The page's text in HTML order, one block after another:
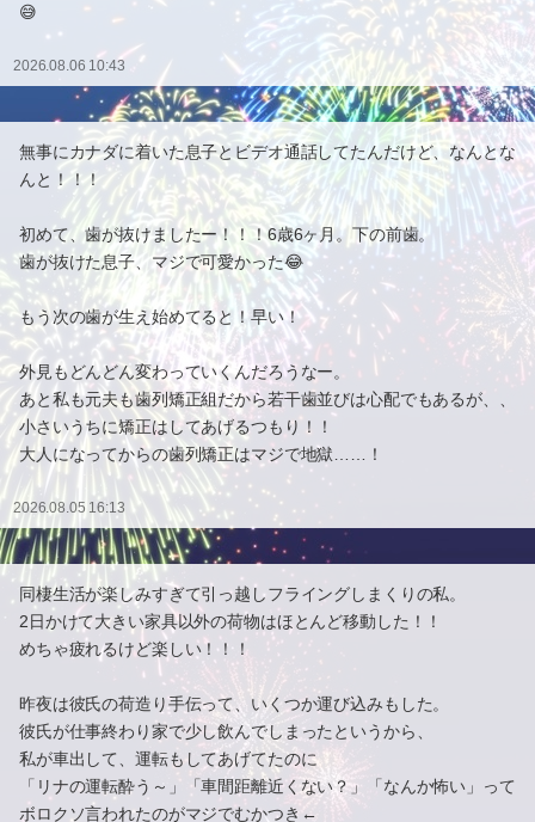
😅
2026.08.06 10:43
無事にカナダに着いた息子とビデオ通話してたんだけど、なんとな
んと！！！
初めて、歯が抜けましたー！！！6歳6ヶ月。下の前歯。
歯が抜けた息子、マジで可愛かった😂
もう次の歯が生え始めてると！早い！
外見もどんどん変わっていくんだろうなー。
あと私も元夫も歯列矯正組だから若干歯並びは心配でもあるが、、
小さいうちに矯正はしてあげるつもり！！
大人になってからの歯列矯正はマジで地獄……！
2026.08.05 16:13
同棲生活が楽しみすぎて引っ越しフライングしまくりの私。
2日かけて大きい家具以外の荷物はほとんど移動した！！
めちゃ疲れるけど楽しい！！！
昨夜は彼氏の荷造り手伝って、いくつか運び込みもした。
彼氏が仕事終わり家で少し飲んでしまったというから、
私が車出して、運転もしてあげてたのに
「リナの運転酔う～」「車間距離近くない？」「なんか怖い」って
ボロクソ言われたのがマジでむかつき←